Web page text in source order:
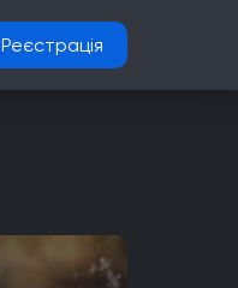
Реєстрація